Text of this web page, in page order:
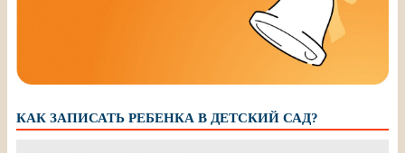
КАК ЗАПИСАТЬ РЕБЕНКА В ДЕТСКИЙ САД?